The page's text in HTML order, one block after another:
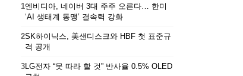
1엔비디아, 네이버 3대 주주 오른다… 한미
‘AI 생태계 동맹’ 결속력 강화
2SK하이닉스, 美샌디스크와 HBF 첫 표준규
격 공개
3LG전자 “못 따라 할 것” 반사율 0.5% OLED